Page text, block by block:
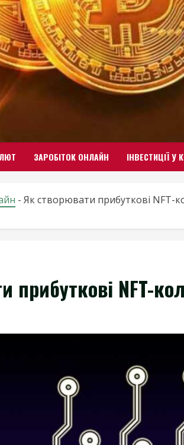
ЗАРОБІТОК ОНЛАЙН ІНВЕСТИЦІЇ У
- Як створювати прибуткові NFT-
прибуткові NFT-